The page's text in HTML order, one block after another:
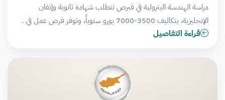
دراسة الهندسة البترولية في قبرص تتطلب شهادة ثانوية وإتقان
الإنجليزية، بتكاليف 3500-7000 يورو سنوياً، وتوفر فرص عمل في…
قراءة التفاصيل